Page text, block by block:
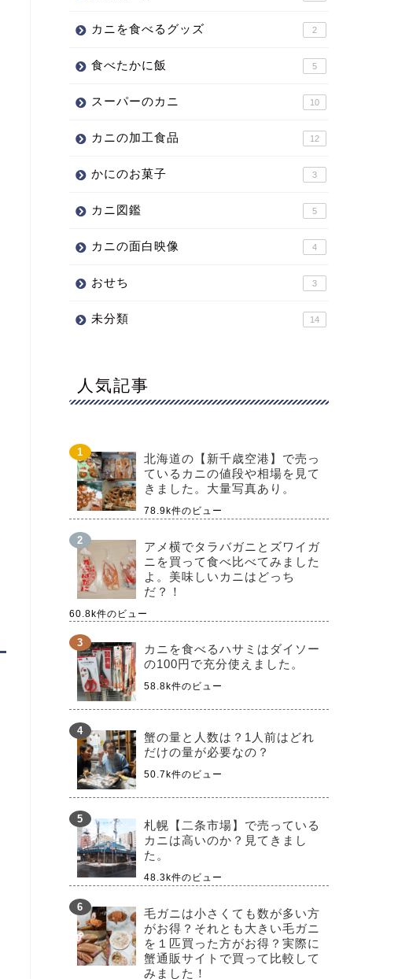
カニを食べるグッズ 2
食べたかに飯 5
スーパーのカニ 10
カニの加工食品 12
かにのお菓子 3
カニ図鑑 5
カニの面白映像 4
おせち 3
未分類 14
人気記事
北海道の【新千歳空港】で売っ
ているカニの値段や相場を見て
きました。大量写真あり。
78.9k件のビュー
アメ横でタラバガニとズワイガ
ニを買って食べ比べてみました
よ。美味しいカニはどっち
だ？！
60.8k件のビュー
カニを食べるハサミはダイソー
の100円で充分使えました。
58.8k件のビュー
蟹の量と人数は？1人前はどれ
だけの量が必要なの？
50.7k件のビュー
札幌【二条市場】で売っている
カニは高いのか？見てきまし
た。
48.3k件のビュー
毛ガニは小さくても数が多い方
がお得？それとも大きい毛ガニ
を１匹買った方がお得？実際に
蟹通販サイトで買って比較して
みました！